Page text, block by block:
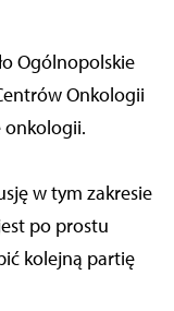
Ogólnopolskie
Onkologii
onkologii.
w tym zakresie
po prostu
kolejną partię